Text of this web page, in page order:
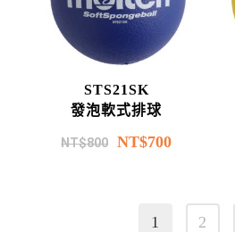
STS21SK
發泡軟式排球
NT$800 NT$700
1 2